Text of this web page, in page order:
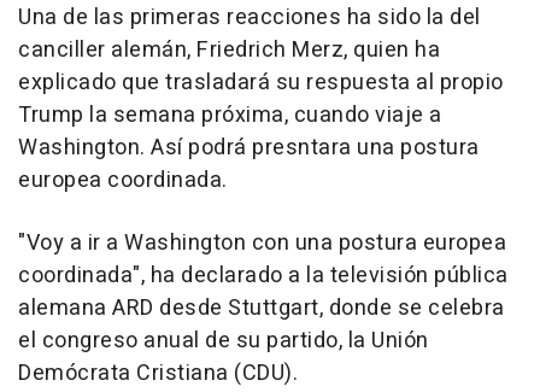
Una de las primeras reacciones ha sido la del
canciller alemán, Friedrich Merz, quien ha
explicado que trasladará su respuesta al propio
Trump la semana próxima, cuando viaje a
Washington. Así podrá presntara una postura
europea coordinada.
"Voy a ir a Washington con una postura europea
coordinada", ha declarado a la televisión pública
alemana ARD desde Stuttgart, donde se celebra
el congreso anual de su partido, la Unión
Demócrata Cristiana (CDU).